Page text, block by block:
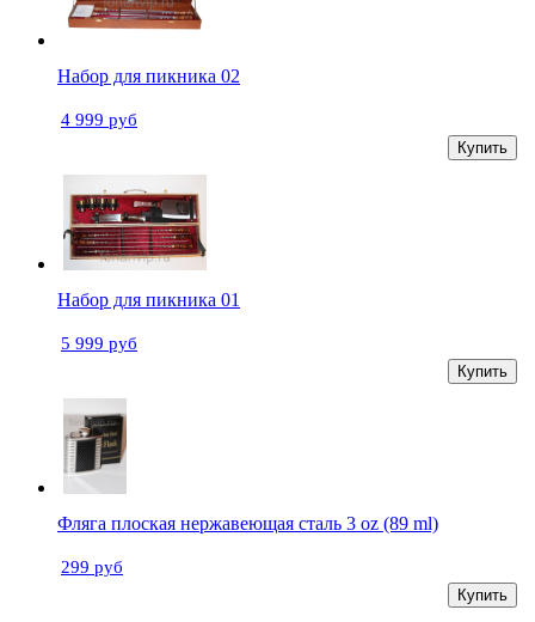
Набор для пикника 02
4 999 руб
Купить
Набор для пикника 01
5 999 руб
Купить
Фляга плоская нержавеющая сталь 3 oz (89 ml)
299 руб
Купить